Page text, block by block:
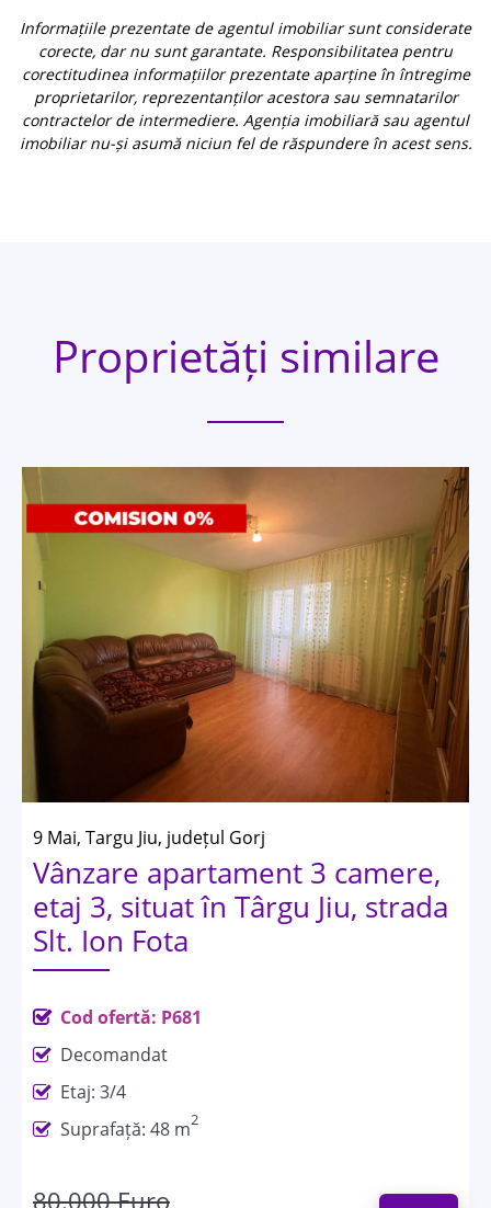
Informațiile prezentate de agentul imobiliar sunt considerate
corecte, dar nu sunt garantate. Responsibilitatea pentru
corectitudinea informațiilor prezentate aparține în întregime
proprietarilor, reprezentanților acestora sau semnatarilor
contractelor de intermediere. Agenția imobiliară sau agentul
imobiliar nu-și asumă niciun fel de răspundere în acest sens.
Proprietăți similare
9 Mai, Targu Jiu, județul Gorj
Vânzare apartament 3 camere,
etaj 3, situat în Târgu Jiu, strada
Slt. Ion Fota
Cod ofertă: P681
Decomandat
Etaj: 3/4
Suprafață: 48 m2
80.000 Euro